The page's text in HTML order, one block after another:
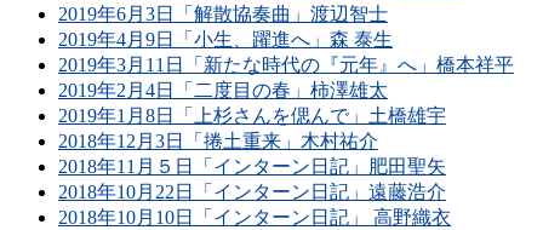
2019年6月3日「解散協奏曲」渡辺智士
2019年4月9日「小生、躍進へ」森 泰生
2019年3月11日「新たな時代の『元年』へ」橋本祥平
2019年2月4日「二度目の春」柿澤雄太
2019年1月8日「上杉さんを偲んで」土橋雄宇
2018年12月3日「捲土重来」木村祐介
2018年11月５日「インターン日記」肥田聖矢
2018年10月22日「インターン日記」遠藤浩介
2018年10月10日「インターン日記」 高野織衣